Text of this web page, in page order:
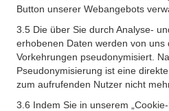
Button unserer Webangebots
3.5 Die über Sie durch Analyse-
erhobenen Daten werden von uns
Vorkehrungen pseudonymisiert.
Pseudonymisierung ist eine
zum aufrufenden Nutzer nicht
3.6 Indem Sie in unserem